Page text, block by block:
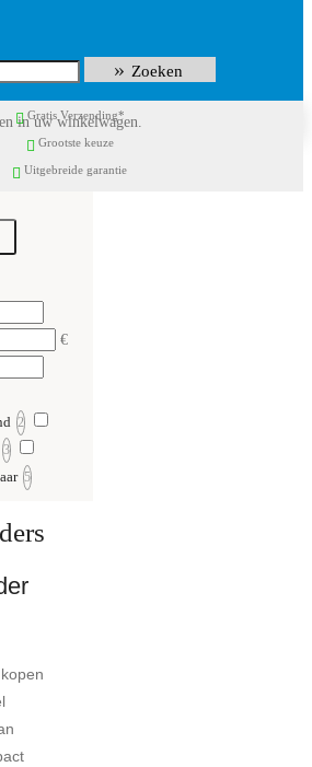
in uw winkelwagen.
Zoeken
Gratis Verzending*
Grootste keuze
Uitgebreide garantie
€
2
3
5